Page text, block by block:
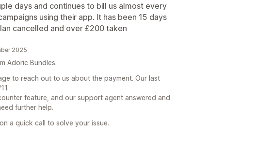
days and continues to bill us almost every
using their app. It has been 15 days
cancelled and over £200 taken
2025
Adoric Bundles.
to reach out to us about the payment. Our last
feature, and our support agent answered and
further help.
a quick call to solve your issue.